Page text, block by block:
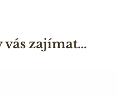
vás zajímat…